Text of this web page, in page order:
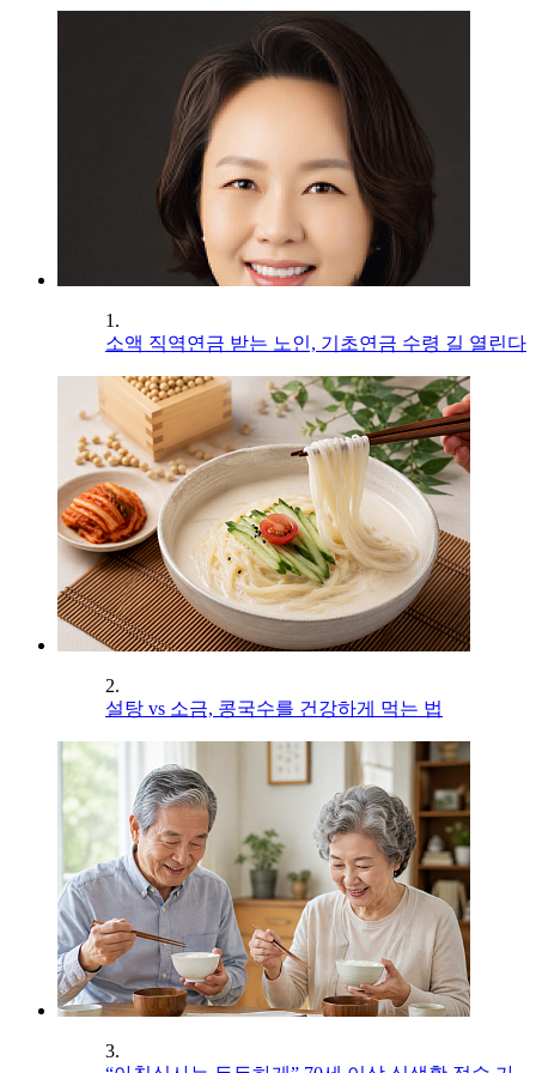
1.
소액 직역연금 받는 노인, 기초연금 수령 길 열린다
2.
설탕 vs 소금, 콩국수를 건강하게 먹는 법
3.